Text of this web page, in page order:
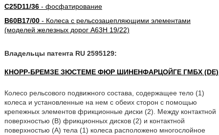
C25D11/36- фосфатирование
B60B17/00- Колеса с рельсозацепляющими элементами
(моделей железных дорог A63H 19/22)
Владельцы патента RU 2595129:
КНОРР-БРЕМЗЕ ЗЮСТЕМЕ ФЮР ШИНЕНФАРЦОЙГЕ ГМБХ (DE)
Колесо рельсового подвижного состава, содержащее тело (1)
колеса и установленные на нем с обеих сторон с помощью
крепежных элементов фрикционные диски (2). Между контактной
поверхностью (В) фрикционных дисков (2) и контактной
поверхностью (А) тела (1) колеса расположено многослойное